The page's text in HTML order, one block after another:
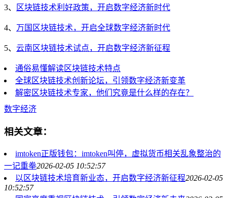
3、 区块链技术利好政策，开启数字经济新时代
4、 万国区块链技术，开启全球数字经济新时代
5、 云南区块链技术试点，开启数字经济新征程
通俗易懂解读区块链技术特点
全球区块链技术创新论坛，引领数字经济新变革
解密区块链技术专家，他们究竟是什么样的存在？
数字经济
相关文章：
imtoken正版钱包：imtoken叫停，虚拟货币相关乱象整治的
一记重拳2026-02-05 10:52:57
以区块链技术培育新业态，开启数字经济新征程2026-02-05
10:52:57